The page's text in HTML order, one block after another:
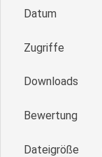
Datum
Zugriffe
Downloads
Bewertung
Dateigröße